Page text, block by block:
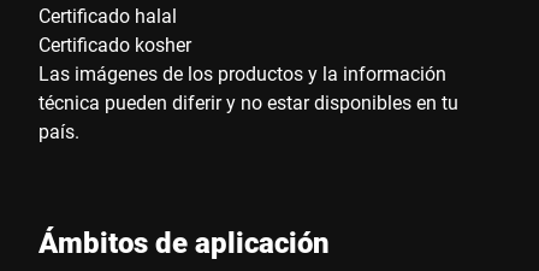
Certificado halal
Certificado kosher
Las imágenes de los productos y la información
técnica pueden diferir y no estar disponibles en tu
país.
Ámbitos de aplicación